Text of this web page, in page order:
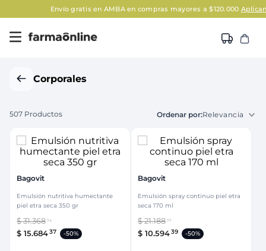
Envío gratis en AMBA en compras mayores a $120.000 Aplican Legales
Corporales
507 Productos Relevancia
Bagovit
Emulsión nutritiva humectante
piel etra seca 350 gr
$31.368 74
$ 15.68437 -50%
Bagovit
Emulsión spray continuo piel etra
seca 170 ml
$21.188 77
$ 10.59439 -50%